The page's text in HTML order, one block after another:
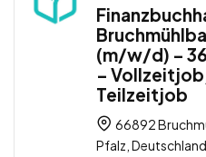
(m/w/d) –
–
Teilzeitjob
66892
Pfalz, Deutschland